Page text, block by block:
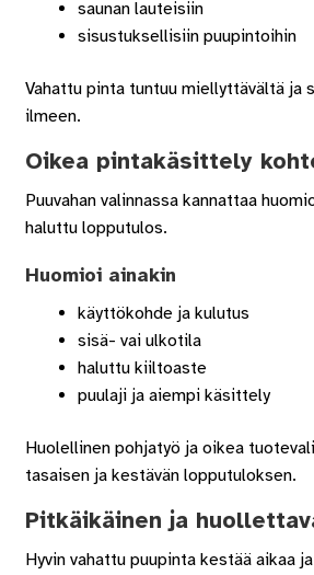
saunan lauteisiin
sisustuksellisiin puupintoihin
Vahattu pinta tuntuu miellyttävältä ja
ilmeen.
Oikea pintakäsittely
Puuvahan valinnassa kannattaa
haluttu lopputulos.
Huomioi ainakin
käyttökohde ja kulutus
sisä- vai ulkotila
haluttu kiiltoaste
puulaji ja aiempi käsittely
Huolellinen pohjatyö ja oikea
tasaisen ja kestävän lopputuloksen.
Pitkäikäinen ja
Hyvin vahattu puupinta kestää aikaa